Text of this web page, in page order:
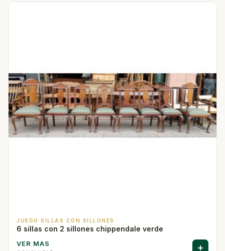
JUEGO SILLAS CON SILLONES
6 sillas con 2 sillones chippendale verde
VER MAS +